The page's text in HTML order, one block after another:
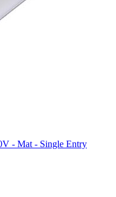
- Mat - Single Entry